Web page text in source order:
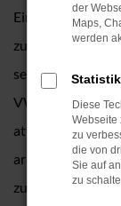
Ein VW Crafter
zueinander.
setzen Sie
VW ist eine
attraktivsten
arbeiten bereits
zusammen und
der
Maps,
werden
Diese
Webseite
zu
die von
Sie auf
zu